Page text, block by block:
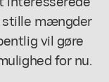
stille mængder
vil gøre
for nu.